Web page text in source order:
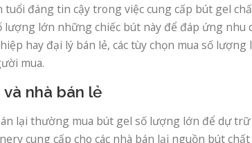
tuổi đáng tin cậy trong việc cung cấp bút gel
lượng lớn những chiếc bút này để đáp ứng nhu
hay đại lý bán lẻ, các tùy chọn mua số
mua.
nhà bán lẻ
lại thường mua bút gel số lượng lớn để dự
cung cấp cho các nhà bán lại nguồn bút